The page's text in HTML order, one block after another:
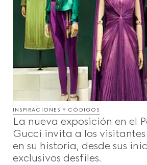
INSPIRACIONES Y CÓDIGOS
La nueva exposición en el
Gucci invita a los
en su historia, desde sus
exclusivos desfiles.